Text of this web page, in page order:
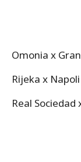
Omonia x
Rijeka x Napoli
Real Sociedad